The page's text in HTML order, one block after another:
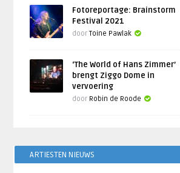
Fotoreportage: Brainstorm
Festival 2021
doorToine Pawlak
‘The World of Hans Zimmer’
brengt Ziggo Dome in
vervoering
door Robin de Roode
ARTIESTEN NIEUWS